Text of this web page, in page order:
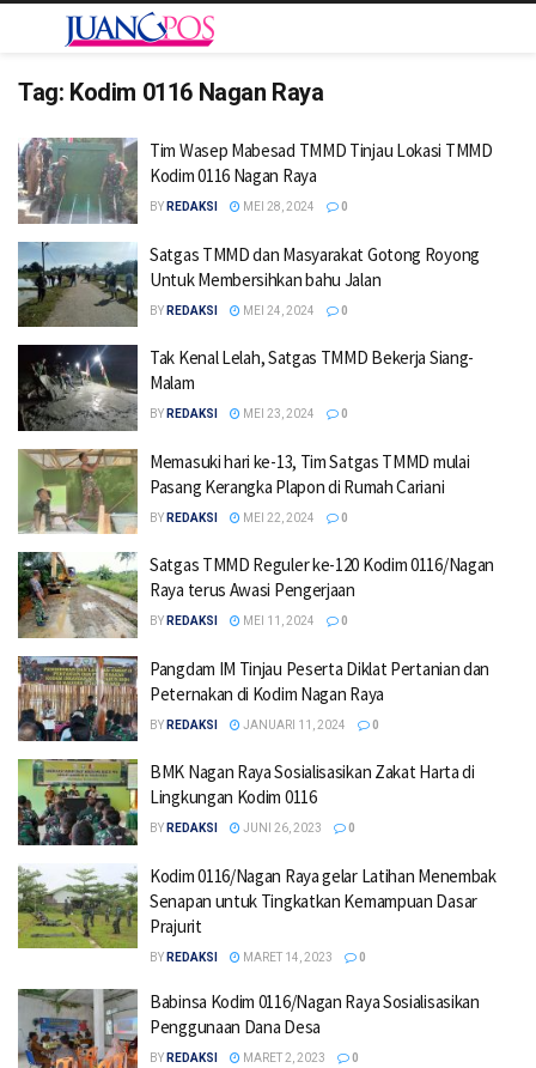
Tag: Kodim 0116 Nagan Raya
Tim Wasep Mabesad TMMD Tinjau Lokasi TMMD
Kodim 0116 Nagan Raya
BY REDAKSI MEI 28, 2024 0
Satgas TMMD dan Masyarakat Gotong Royong
Untuk Membersihkan bahu Jalan
BY REDAKSI MEI 24, 2024 0
Tak Kenal Lelah, Satgas TMMD Bekerja Siang-
Malam
BY REDAKSI MEI 23, 2024 0
Memasuki hari ke-13, Tim Satgas TMMD mulai
Pasang Kerangka Plapon di Rumah Cariani
BY REDAKSI MEI 22, 2024 0
Satgas TMMD Reguler ke-120 Kodim 0116/Nagan
Raya terus Awasi Pengerjaan
BY REDAKSI MEI 11, 2024 0
Pangdam IM Tinjau Peserta Diklat Pertanian dan
Peternakan di Kodim Nagan Raya
BY REDAKSI JANUARI 11, 2024 0
BMK Nagan Raya Sosialisasikan Zakat Harta di
Lingkungan Kodim 0116
BY REDAKSI JUNI 26, 2023 0
Kodim 0116/Nagan Raya gelar Latihan Menembak
Senapan untuk Tingkatkan Kemampuan Dasar
Prajurit
BY REDAKSI MARET 14, 2023 0
Babinsa Kodim 0116/Nagan Raya Sosialisasikan
Penggunaan Dana Desa
BY REDAKSI MARET 2, 2023 0